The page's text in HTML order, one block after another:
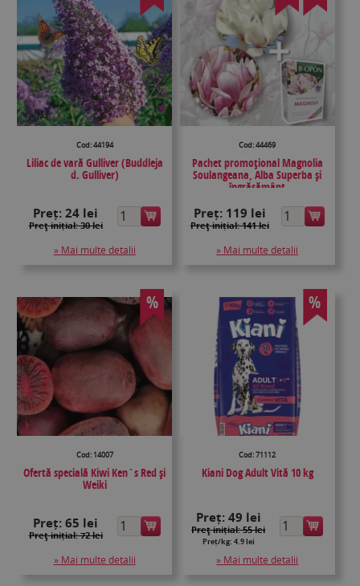
Cod: 44194
Liliac de vară Gulliver (Buddleja
d. Gulliver)
Preț:24 lei
Preţ inițial: 30 lei
» Mai multe detalii
Cod: 44469
Pachet promoțional Magnolia
Soulangeana, Alba Superba și
îngrășământ
Preț: 119 lei
Preţ inițial: 141 lei
» Mai multe detalii
%
Cod: 14007
Ofertă specială Kiwi Ken`s Red și
Weiki
Preț:65 lei
Preţ inițial: 72 lei
» Mai multe detalii
%
Cod: 71112
Kiani Dog Adult Vită 10 kg
Preț: 49 lei
Preţ inițial: 55 lei
Preț/kg: 4.9 lei
» Mai multe detalii